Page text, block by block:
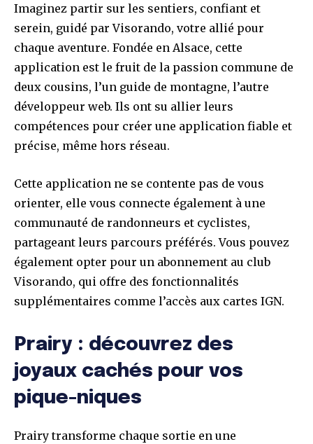
Imaginez partir sur les sentiers, confiant et
serein, guidé par Visorando, votre allié pour
chaque aventure. Fondée en Alsace, cette
application est le fruit de la passion commune de
deux cousins, l’un guide de montagne, l’autre
développeur web. Ils ont su allier leurs
compétences pour créer une application fiable et
précise, même hors réseau.
Cette application ne se contente pas de vous
orienter, elle vous connecte également à une
communauté de randonneurs et cyclistes,
partageant leurs parcours préférés. Vous pouvez
également opter pour un abonnement au club
Visorando, qui offre des fonctionnalités
supplémentaires comme l’accès aux cartes IGN.
Prairy : découvrez des
joyaux cachés pour vos
pique-niques
Prairy transforme chaque sortie en une